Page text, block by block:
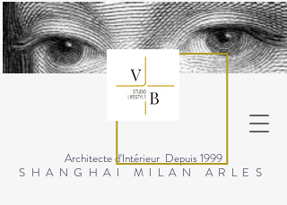
Architecte d'Intérieur Depuis 1999
SHANGHAI MILAN ARLES